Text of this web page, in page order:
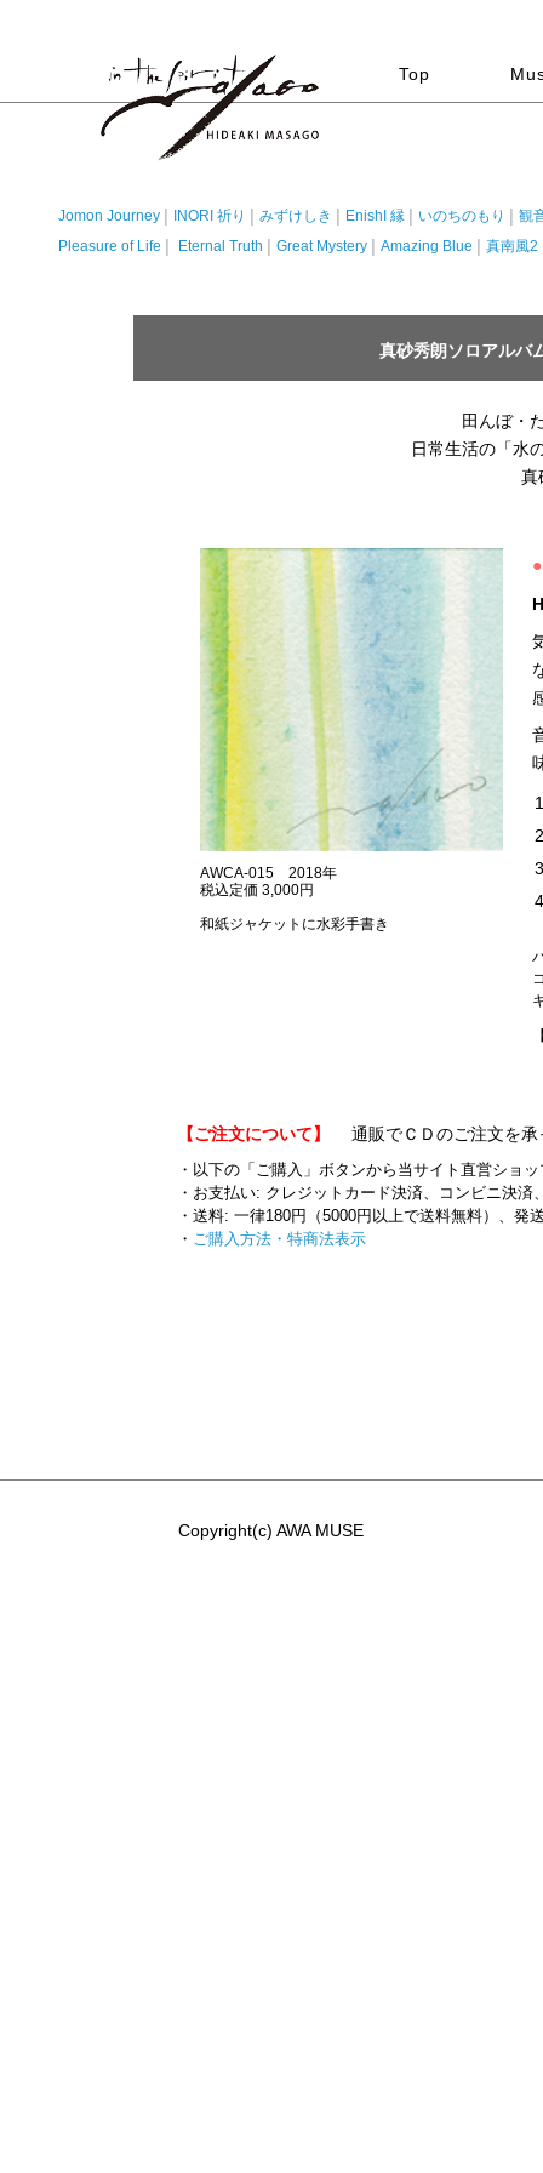
Top
Jomon Journey INORI 祈り みずけしき EnishI 縁 いのちのもり
観
Pleasure of Life
Eternal Truth Great Mystery Amazing Blue 真南風2
真砂秀朗ソロアルバ
田んぼ・
日常生活の「水
真
AWCA-015 2018年
税込定価 3,000円
和紙ジャケットに水彩手書き
●
【ご注文について】 通販でＣＤのご注文を
・以下の「ご購入」ボタンから当サイト直営ショ
・お支払い: クレジットカード決済、コンビニ決
・送料: 一律180円（5000円以上で送料無料）、発
・ ご購入方法・特商法表示
Copyright(c) AWA MUSE